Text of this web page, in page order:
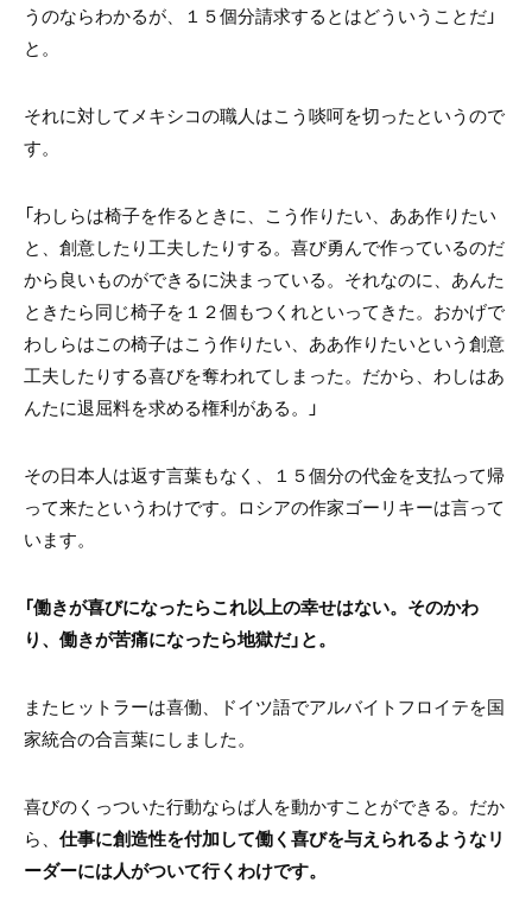
うのならわかるが、１５個分請求するとはどういうことだ」
と。
それに対してメキシコの職人はこう啖呵を切ったというので
す。
「わしらは椅子を作るときに、こう作りたい、ああ作りたい
と、創意したり工夫したりする。喜び勇んで作っているのだ
から良いものができるに決まっている。それなのに、あんた
ときたら同じ椅子を１２個もつくれといってきた。おかげで
わしらはこの椅子はこう作りたい、ああ作りたいという創意
工夫したりする喜びを奪われてしまった。だから、わしはあ
んたに退屈料を求める権利がある。」
その日本人は返す言葉もなく、１５個分の代金を支払って帰
って来たというわけです。ロシアの作家ゴーリキーは言って
います。
「働きが喜びになったらこれ以上の幸せはない。そのかわ
り、働きが苦痛になったら地獄だ」と。
またヒットラーは喜働、ドイツ語でアルバイトフロイテを国
家統合の合言葉にしました。
喜びのくっついた行動ならば人を動かすことができる。だか
ら、 仕事に創造性を付加して働く喜びを与えられるようなリ
ーダーには人がついて行くわけです。